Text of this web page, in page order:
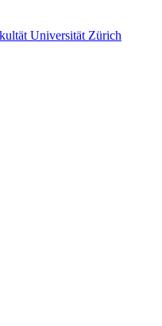
Universität Zürich